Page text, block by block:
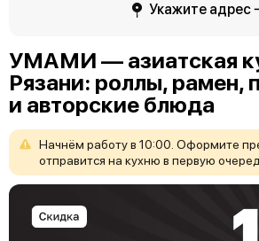
Укажите адрес
УМАМИ — азиатская
Рязани: роллы, рамен,
и авторские блюда
Начнём работув 10:00. Оформите
отправится на кухню в первую